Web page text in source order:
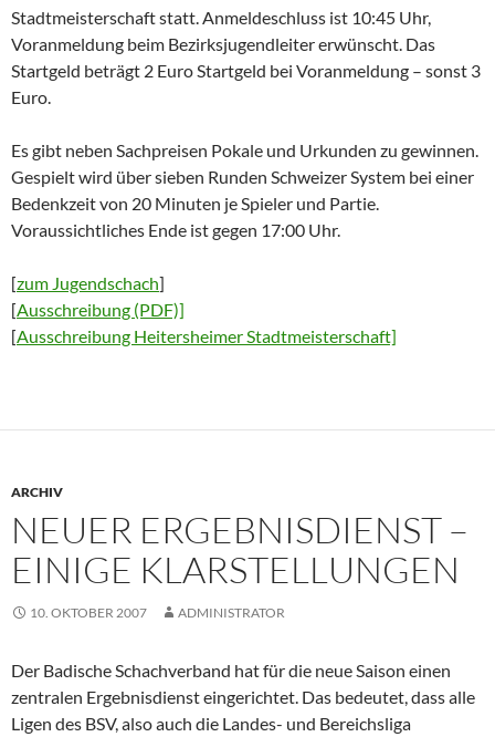
Stadtmeisterschaft statt. Anmeldeschluss ist 10:45 Uhr,
Voranmeldung beim Bezirksjugendleiter erwünscht. Das
Startgeld beträgt 2 Euro Startgeld bei Voranmeldung – sonst 3
Euro.
Es gibt neben Sachpreisen Pokale und Urkunden zu gewinnen.
Gespielt wird über sieben Runden Schweizer System bei einer
Bedenkzeit von 20 Minuten je Spieler und Partie.
Voraussichtliches Ende ist gegen 17:00 Uhr.
[zum Jugendschach]
[Ausschreibung (PDF)]
[Ausschreibung Heitersheimer Stadtmeisterschaft]
ARCHIV
NEUER ERGEBNISDIENST –
EINIGE KLARSTELLUNGEN
10. OKTOBER 2007 ADMINISTRATOR
Der Badische Schachverband hat für die neue Saison einen
zentralen Ergebnisdienst eingerichtet. Das bedeutet, dass alle
Ligen des BSV, also auch die Landes- und Bereichsliga